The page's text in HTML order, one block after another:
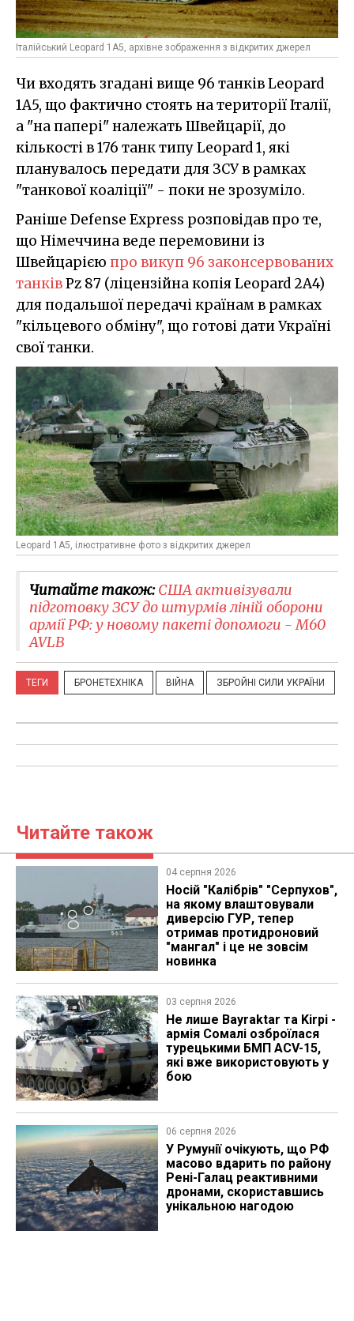
Італійський Leopard 1A5, архівне зображення з відкритих джерел
Чи входять згадані вище 96 танків Leopard
1A5, що фактично стоять на території Італії,
а "на папері" належать Швейцарії, до
кількості в 176 танк типу Leopard 1, які
планувалось передати для ЗСУ в рамках
"танкової коаліції" - поки не зрозуміло.
Раніше Defense Express розповідав про те,
що Німеччина веде перемовини із
Швейцарією про викуп 96 законсервованих
танківPz 87 (ліцензійна копія Leopard 2A4)
для подальшої передачі країнам в рамках
"кільцевого обміну", що готові дати Україні
свої танки.
Leopard 1А5, ілюстративне фото з відкритих джерел
Читайте також:США активізували
підготовку ЗСУ до штурмів ліній оборони
армії РФ: у новому пакеті допомоги - M60
AVLB
ТЕГИ БРОНЕТЕХНІКА ВІЙНА ЗБРОЙНІ СИЛИ УКРАЇНИ
Читайте також
04 серпня 2026
Носій "Калібрів" "Серпухов",
на якому влаштовували
диверсію ГУР, тепер
отримав протидроновий
"мангал" і це не зовсім
новинка
03 серпня 2026
Не лише Bayraktar та Kirpi -
армія Сомалі озброїлася
турецькими БМП ACV-15,
які вже використовують у
бою
06 серпня 2026
У Румунії очікують, що РФ
масово вдарить по району
Рені-Галац реактивними
дронами, скориставшись
унікальною нагодою